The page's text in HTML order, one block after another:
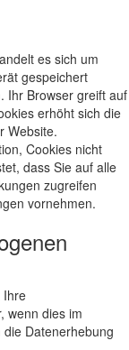
es sich um
gespeichert
Ihr Browser greift auf
erhöht sich die
Website.
Cookies nicht
dass Sie auf alle
zugreifen
vornehmen.
Ihre
wenn dies im
Datenerhebung